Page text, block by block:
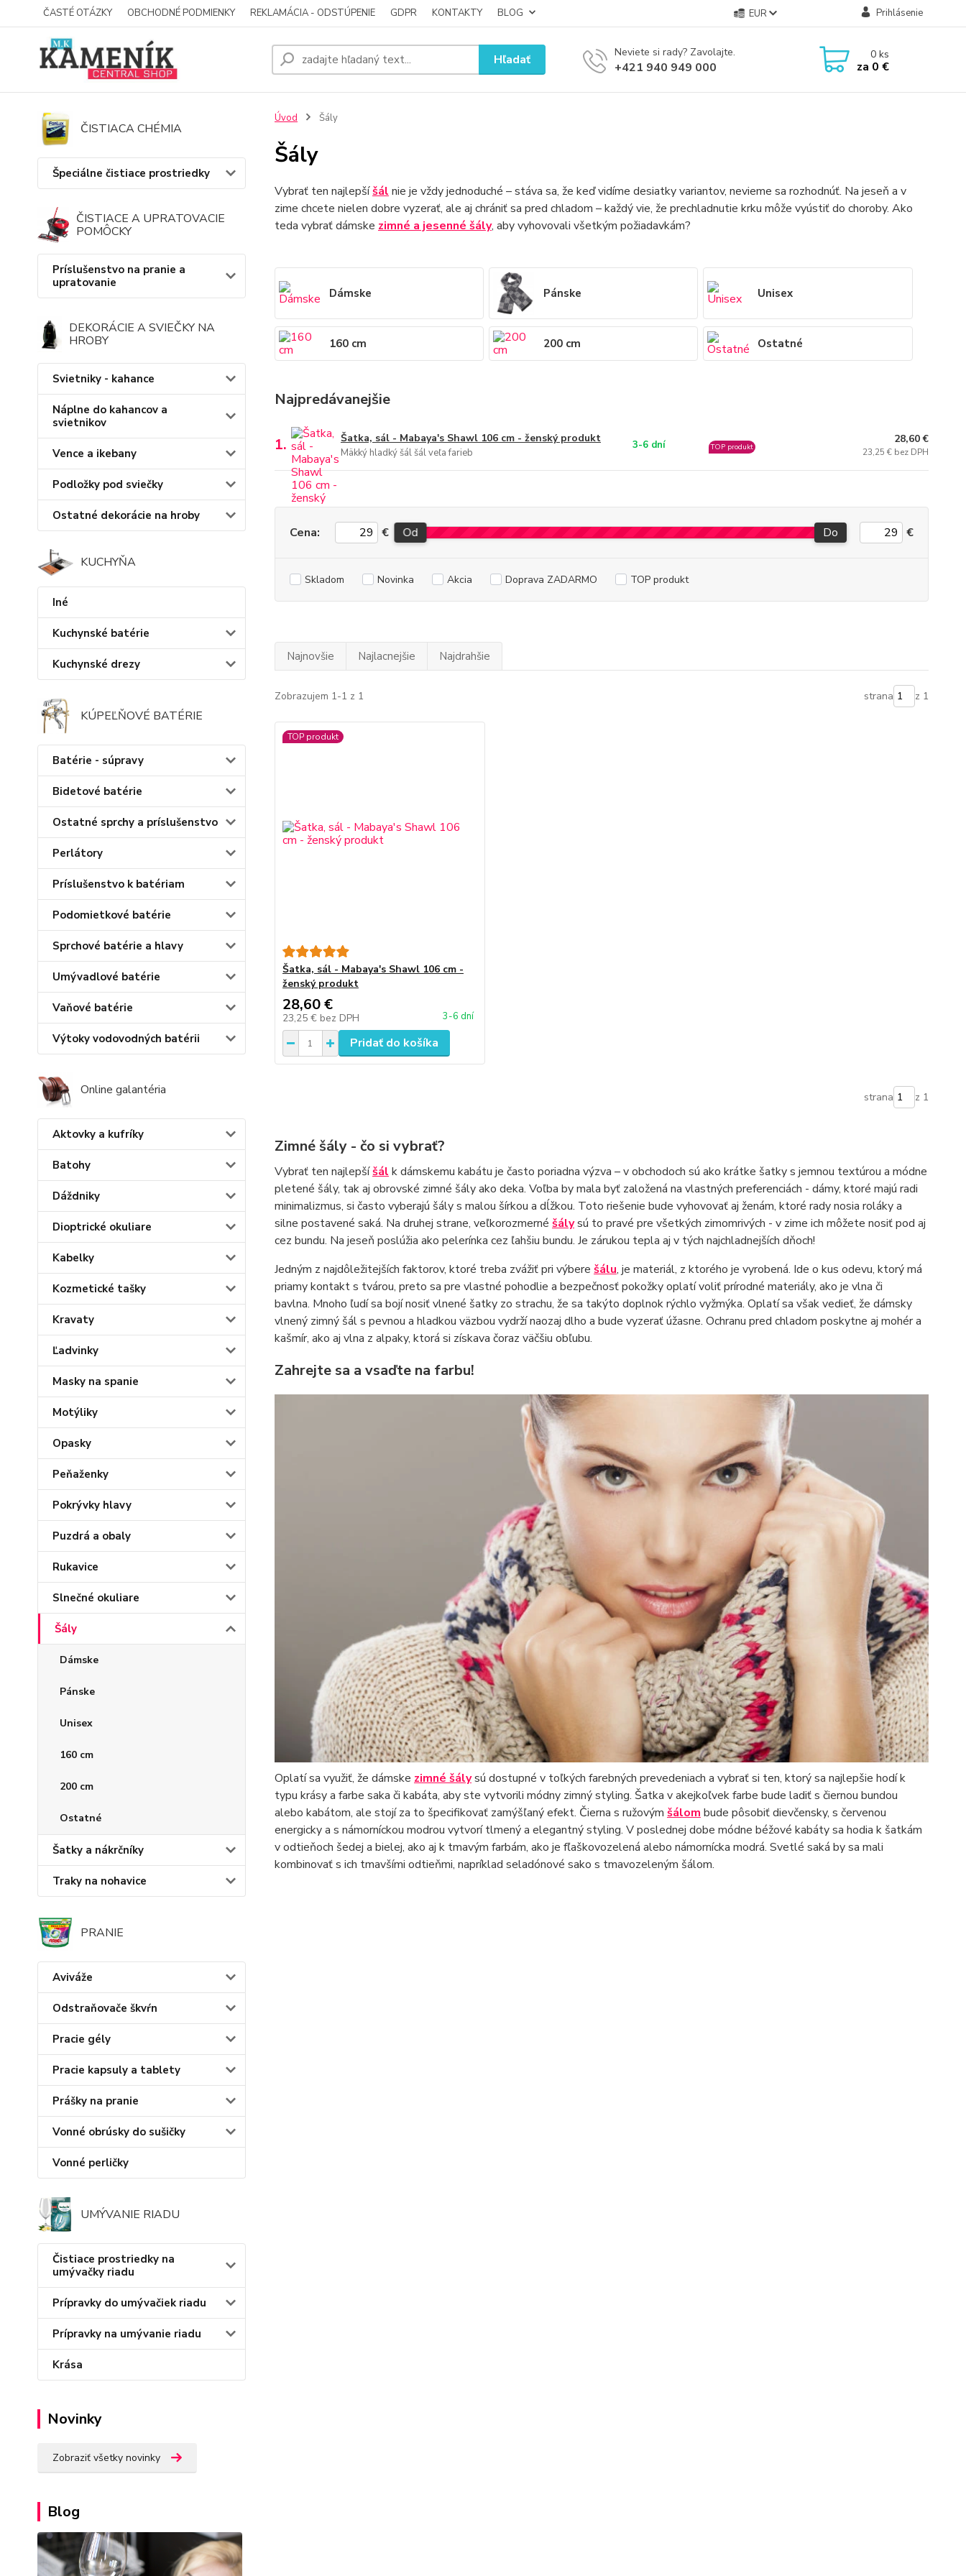
ČASTÉ OTÁZKY OBCHODNÉ PODMIENKY REKLAMÁCIA - ODSTÚPENIE GDPR KONTAKTY BLOG EUR Prihlásenie
Hľadať Neviete si rady? Zavolajte.
+421 940 949 000
0ks
za 0 €
ČISTIACA CHÉMIA
Špeciálne čistiace prostriedky
ČISTIACE A UPRATOVACIE
POMÔCKY
Príslušenstvo na pranie a
upratovanie
DEKORÁCIE A SVIEČKY NA
HROBY
Svietniky - kahance
Náplne do kahancov a
svietnikov
Vence a ikebany
Podložky pod sviečky
Ostatné dekorácie na hroby
KUCHYŇA
Iné
Kuchynské batérie
Kuchynské drezy
KÚPEĽŇOVÉ BATÉRIE
Batérie - súpravy
Bidetové batérie
Ostatné sprchy a príslušenstvo
Perlátory
Príslušenstvo k batériam
Podomietkové batérie
Sprchové batérie a hlavy
Umývadlové batérie
Vaňové batérie
Výtoky vodovodných batérii
Online galantéria
Aktovky a kufríky
Batohy
Dáždniky
Dioptrické okuliare
Kabelky
Kozmetické tašky
Kravaty
Ľadvinky
Masky na spanie
Motýliky
Opasky
Peňaženky
Pokrývky hlavy
Puzdrá a obaly
Rukavice
Slnečné okuliare
Šály
Dámske
Pánske
Unisex
160 cm
200 cm
Ostatné
Šatky a nákrčníky
Traky na nohavice
PRANIE
Aviváže
Odstraňovače škvŕn
Pracie gély
Pracie kapsuly a tablety
Prášky na pranie
Vonné obrúsky do sušičky
Vonné perličky
UMÝVANIE RIADU
Čistiace prostriedky na
umývačky riadu
Prípravky do umývačiek riadu
Prípravky na umývanie riadu
Krása
Novinky
Zobraziť všetky novinky
Blog
Úvod Šály
Šály
Vybrať ten najlepšíšál nie je vždy jednoduché – stáva sa, že keď vidíme desiatky variantov, nevieme sa rozhodnúť. Na jeseň a v
zime chcete nielen dobre vyzerať, ale aj chrániť sa pred chladom – každý vie, že prechladnutie krku môže vyústiť do choroby. Ako
teda vybrať dámske zimné a jesenné šály, aby vyhovovali všetkým požiadavkám?
Dámske Pánske Unisex
160 cm 200 cm Ostatné
Najpredávanejšie
1. Šatka, sál - Mabaya's Shawl 106 cm - ženský produkt
Mäkký hladký šál šál veľa farieb
3-6 dní TOP produkt
28,60 €
23,25 € bez DPH
Cena: € Od Do €
Skladom Novinka Akcia Doprava ZADARMO TOP produkt
Najnovšie Najlacnejšie Najdrahšie
Zobrazujem 1-1 z 1 strana z 1
TOP produkt
Šatka, sál - Mabaya's Shawl 106 cm -
ženský produkt
28,60 €
23,25 € bez DPH 3-6 dní
Pridať do košíka
strana z 1
Zimné šály - čo si vybrať?
Vybrať ten najlepšíšál k dámskemu kabátu je často poriadna výzva – v obchodoch sú ako krátke šatky s jemnou textúrou a módne
pletené šály, tak aj obrovské zimné šály ako deka. Voľba by mala byť založená na vlastných preferenciách - dámy, ktoré majú radi
minimalizmus, si často vyberajú šály s malou šírkou a dĺžkou. Toto riešenie bude vyhovovať aj ženám, ktoré rady nosia roláky a
silne postavené saká. Na druhej strane, veľkorozmerné šálysú to pravé pre všetkých zimomrivých - v zime ich môžete nosiť pod aj
cez bundu. Na jeseň poslúžia ako pelerínka cez ľahšiu bundu. Je zárukou tepla aj v tých najchladnejších dňoch!
Jedným z najdôležitejších faktorov, ktoré treba zvážiť pri výbere šálu, je materiál, z ktorého je vyrobená. Ide o kus odevu, ktorý má
priamy kontakt s tvárou, preto sa pre vlastné pohodlie a bezpečnosť pokožky oplatí voliť prírodné materiály, ako je vlna či
bavlna. Mnoho ľudí sa bojí nosiť vlnené šatky zo strachu, že sa takýto doplnok rýchlo vyžmýka. Oplatí sa však vedieť, že dámsky
vlnený zimný šál s pevnou a hladkou väzbou vydrží naozaj dlho a bude vyzerať úžasne. Ochranu pred chladom poskytne aj mohér a
kašmír, ako aj vlna z alpaky, ktorá si získava čoraz väčšiu obľubu.
Zahrejte sa a vsaďte na farbu!
Oplatí sa využiť, že dámske zimné šálysú dostupné v toľkých farebných prevedeniach a vybrať si ten, ktorý sa najlepšie hodí k
typu krásy a farbe saka či kabáta, aby ste vytvorili módny zimný styling. Šatka v akejkoľvek farbe bude ladiť s čiernou bundou
alebo kabátom, ale stojí za to špecifikovať zamýšľaný efekt. Čierna s ružovým šálom bude pôsobiť dievčensky, s červenou
energicky a s námorníckou modrou vytvorí tlmený a elegantný styling. V poslednej dobe módne béžové kabáty sa hodia k šatkám
v odtieňoch šedej a bielej, ako aj k tmavým farbám, ako je fľaškovozelená alebo námornícka modrá. Svetlé saká by sa mali
kombinovať s ich tmavšími odtieňmi, napríklad seladónové sako s tmavozeleným šálom.